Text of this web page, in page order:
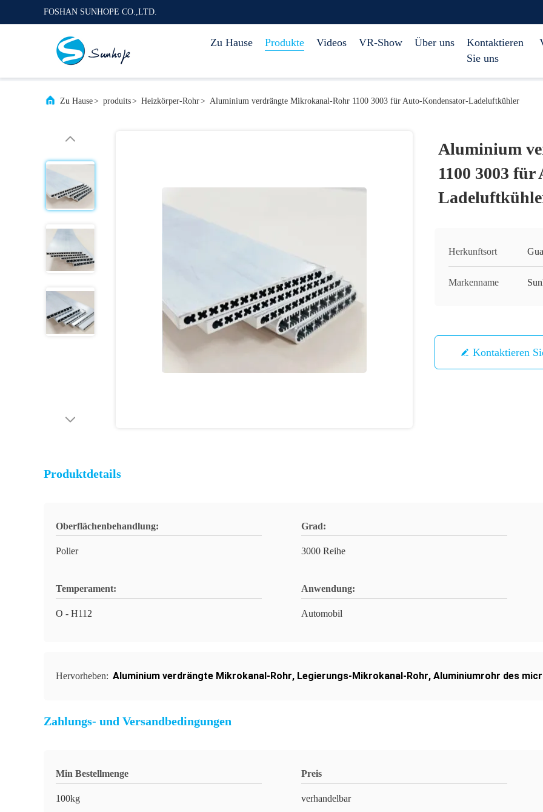
FOSHAN SUNHOPE CO.,LTD.
Zu Hause Produkte Videos VR-Show Über uns
Kontaktieren
Sie uns
Zu Hause> produits> Heizkörper-Rohr> Aluminium verdrängte Mikrokanal-Rohr 1100 3003 für Auto-Kondensator-Ladeluftkühler
Aluminium
1100 3003
Herkunftsort
Markenname
Kontaktieren
Produktdetails
Oberflächenbehandlung:
Polier
Grad:
3000 Reihe
Temperament:
O - H112
Anwendung:
Automobil
Hervorheben: Aluminium verdrängte Mikrokanal-Rohr, Legierungs-Mikrokanal-Rohr, Aluminiumrohr des
Zahlungs- und Versandbedingungen
Min Bestellmenge
100kg
Preis
verhandelbar